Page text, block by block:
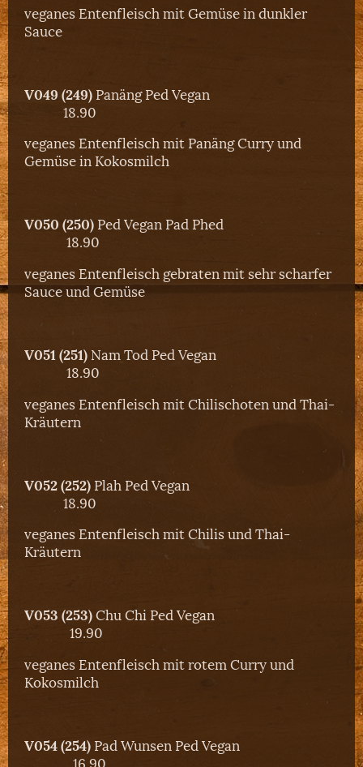
veganes Entenfleisch mit Gemüse in dunkler
Sauce
V049 (249)Panäng Ped Vegan
18.90
veganes Entenfleisch mit Panäng Curry und
Gemüse in Kokosmilch
V050 (250)Ped Vegan Pad Phed
18.90
veganes Entenfleisch gebraten mit sehr scharfer
Sauce und Gemüse
V051 (251)Nam Tod Ped Vegan
18.90
veganes Entenfleisch mit Chilischoten und Thai-
Kräutern
V052 (252)Plah Ped Vegan
18.90
veganes Entenfleisch mit Chilis und Thai-
Kräutern
V053 (253)Chu Chi Ped Vegan
19.90
veganes Entenfleisch mit rotem Curry und
Kokosmilch
V054 (254)Pad Wunsen Ped Vegan
16.90